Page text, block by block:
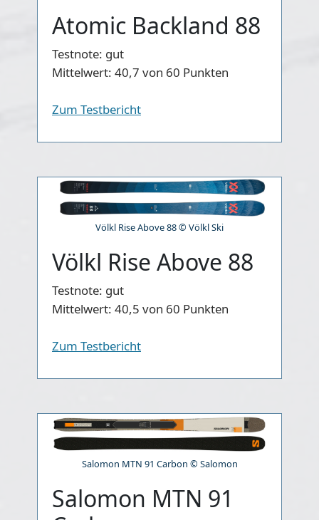
Atomic Backland 88
Testnote: gut
Mittelwert: 40,7 von 60 Punkten
Zum Testbericht
Völkl Rise Above 88 © Völkl Ski
Völkl Rise Above 88
Testnote: gut
Mittelwert: 40,5 von 60 Punkten
Zum Testbericht
Salomon MTN 91 Carbon © Salomon
Salomon MTN 91